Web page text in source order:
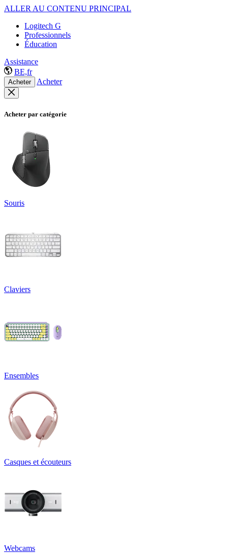
ALLER AU CONTENU PRINCIPAL
Logitech G
Professionnels
Éducation
Assistance
BE,fr
Acheter Acheter
Acheter par catégorie
Souris
Claviers
Ensembles
Casques et écouteurs
Webcams